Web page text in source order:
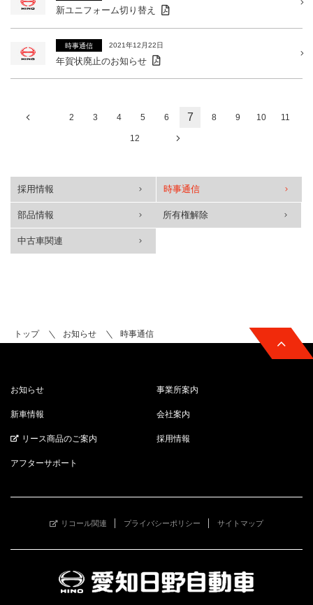
新ユニフォーム切り替え
時事通信 2021年12月22日
年賀状廃止のお知らせ
2 3 4 5 6 7 8 9 10 11
12
採用情報 時事通信
部品情報 所有権解除
中古車関連
トップ お知らせ 時事通信
お知らせ
新車情報
リース商品のご案内
アフターサポート
事業所案内
会社案内
採用情報
リコール関連 プライバシーポリシー サイトマップ